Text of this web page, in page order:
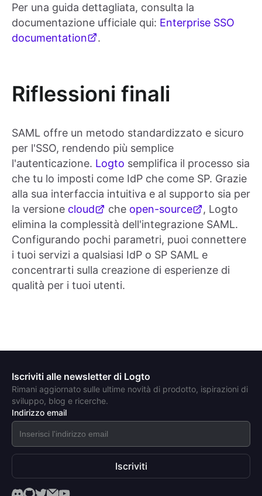
Per una guida dettagliata, consulta la
documentazione ufficiale qui: Enterprise SSO
documentation
.
Riflessioni finali
SAML offre un metodo standardizzato e sicuro
per l'SSO, rendendo più semplice
l'autenticazione. Logto semplifica il processo sia
che tu lo imposti come IdP che come SP. Grazie
alla sua interfaccia intuitiva e al supporto sia per
la versione cloud che open-source
, Logto
elimina la complessità dell'integrazione SAML.
Configurando pochi parametri, puoi connettere
i tuoi servizi a qualsiasi IdP o SP SAML e
concentrarti sulla creazione di esperienze di
qualità per i tuoi utenti.
Iscriviti alle newsletter di Logto
Rimani aggiornato sulle ultime novità di prodotto, ispirazioni di
sviluppo, blog e ricerche.
Indirizzo email
Iscriviti